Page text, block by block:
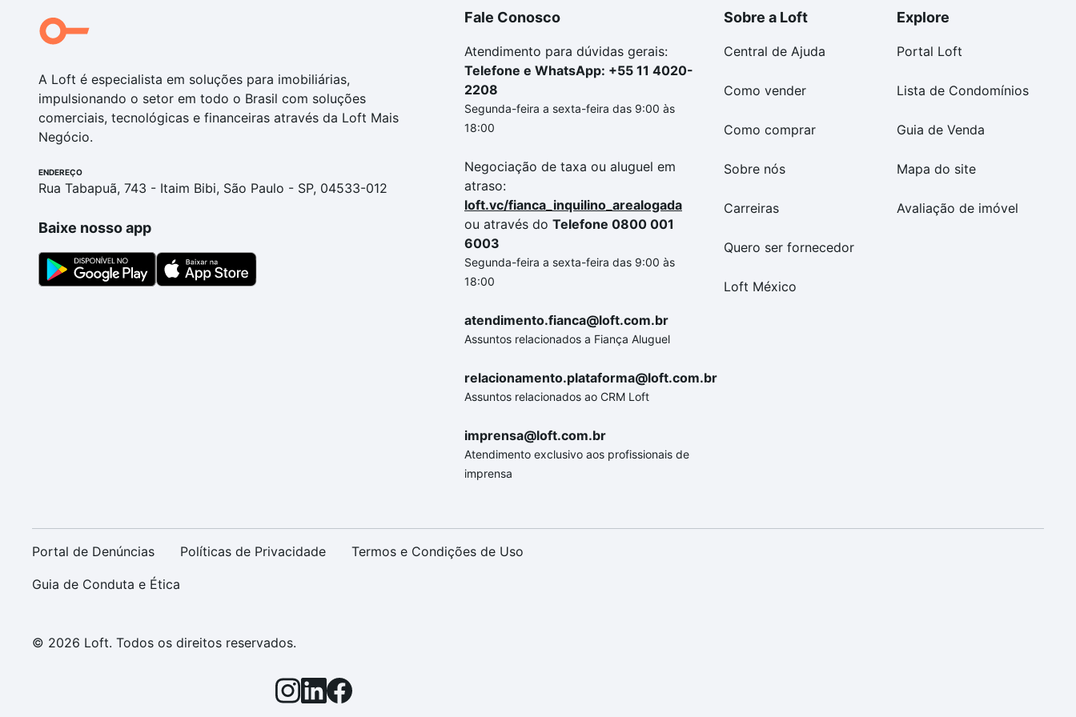
A Loft é especialista em soluções para imobiliárias,
impulsionando o setor em todo o Brasil com soluções
comerciais, tecnológicas e financeiras através da Loft Mais
Negócio.
ENDEREÇO
Rua Tabapuã, 743 - Itaim Bibi, São Paulo - SP, 04533-012
Baixe nosso app
Fale Conosco
Atendimento para dúvidas gerais:
Telefone e WhatsApp: +55 11 4020-
2208
Segunda-feira a sexta-feira das 9:00 às
18:00
Negociação de taxa ou aluguel em
atraso:
loft.vc/fianca_inquilino_arealogada
ou através do Telefone 0800 001
6003
Segunda-feira a sexta-feira das 9:00 às
18:00
atendimento.fianca@loft.com.br
Assuntos relacionados a Fiança Aluguel
relacionamento.plataforma@loft.com.br
Assuntos relacionados ao CRM Loft
imprensa@loft.com.br
Atendimento exclusivo aos profissionais de
imprensa
Sobre a Loft
Central de Ajuda
Como vender
Como comprar
Sobre nós
Carreiras
Quero ser fornecedor
Loft México
Explore
Portal Loft
Lista de Condomínios
Guia de Venda
Mapa do site
Avaliação de imóvel
Portal de Denúncias Políticas de Privacidade Termos e Condições de Uso
Guia de Conduta e Ética
© 2026 Loft. Todos os direitos reservados.